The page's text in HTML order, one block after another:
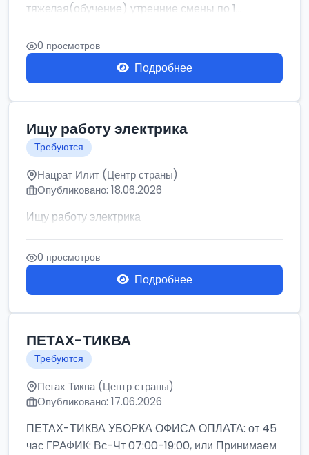
тяжелая(обучение) утренние смены по 1...
0 просмотров
Подробнее
Ищу работу электрика
Требуются
Нацрат Илит (Центр страны)
Опубликовано: 18.06.2026
Ищу работу электрика
0 просмотров
Подробнее
ПЕТАХ-ТИКВА
Требуются
Петах Тиква (Центр страны)
Опубликовано: 17.06.2026
ПЕТАХ-ТИКВА УБОРКА ОФИСА ОПЛАТА: от 45
час ГРАФИК: Вс-Чт 07:00-19:00, или Принимаем